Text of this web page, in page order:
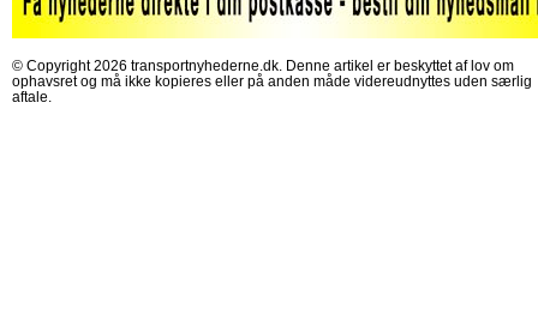
© Copyright 2026 transportnyhederne.dk. Denne artikel er beskyttet af lov om
ophavsret og må ikke kopieres eller på anden måde videreudnyttes uden særlig
aftale.